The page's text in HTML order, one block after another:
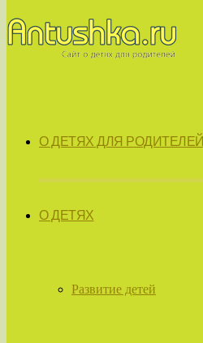
О ДЕТЯХ ДЛЯ РОДИТЕЛЕЙ
О ДЕТЯХ
Развитие детей